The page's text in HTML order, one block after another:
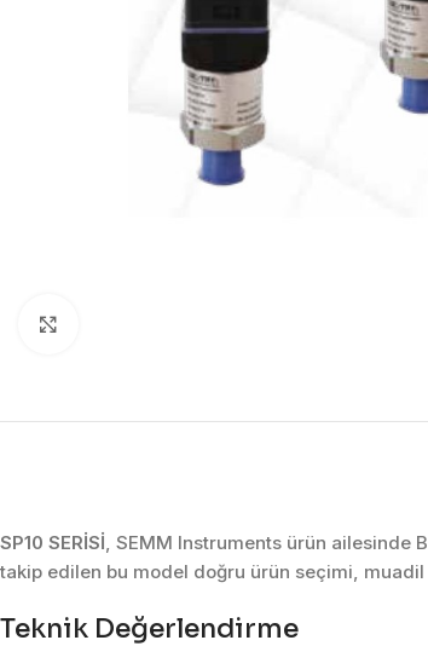
SP10 SERİSİ, SEMM Instruments ürün ailesinde
takip edilen bu model doğru ürün seçimi,
Teknik Değerlendirme